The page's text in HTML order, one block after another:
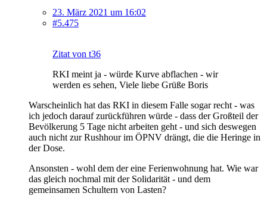
23. März 2021 um 16:02
#5.475
Zitat von t36
RKI meint ja - würde Kurve abflachen - wir
werden es sehen, Viele liebe Grüße Boris
Warscheinlich hat das RKI in diesem Falle sogar recht - was
ich jedoch darauf zurückführen würde - dass der Großteil der
Bevölkerung 5 Tage nicht arbeiten geht - und sich deswegen
auch nicht zur Rushhour im ÖPNV drängt, die die Heringe in
der Dose.
Ansonsten - wohl dem der eine Ferienwohnung hat. Wie war
das gleich nochmal mit der Solidarität - und dem
gemeinsamen Schultern von Lasten?